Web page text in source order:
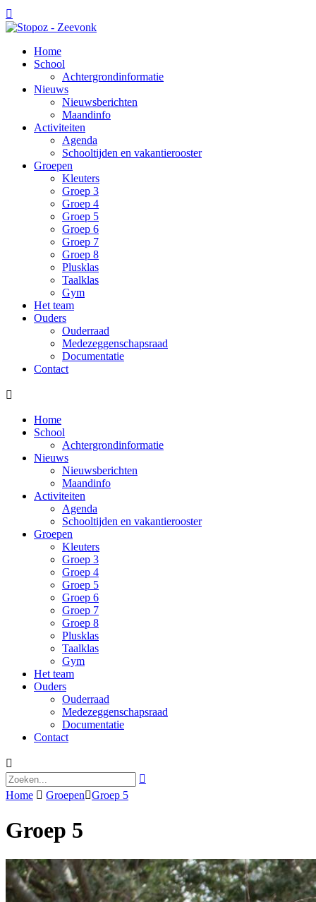

Home
School
Achtergrondinformatie
Nieuws
Nieuwsberichten
Maandinfo
Activiteiten
Agenda
Schooltijden en vakantierooster
Groepen
Kleuters
Groep 3
Groep 4
Groep 5
Groep 6
Groep 7
Groep 8
Plusklas
Taalklas
Gym
Het team
Ouders
Ouderraad
Medezeggenschapsraad
Documentatie
Contact

Home
School
Achtergrondinformatie
Nieuws
Nieuwsberichten
Maandinfo
Activiteiten
Agenda
Schooltijden en vakantierooster
Groepen
Kleuters
Groep 3
Groep 4
Groep 5
Groep 6
Groep 7
Groep 8
Plusklas
Taalklas
Gym
Het team
Ouders
Ouderraad
Medezeggenschapsraad
Documentatie
Contact


Home  GroepenGroep 5
Groep 5